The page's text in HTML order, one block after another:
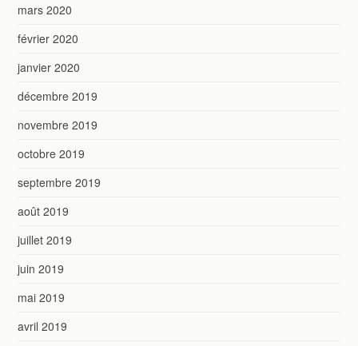
mars 2020
février 2020
janvier 2020
décembre 2019
novembre 2019
octobre 2019
septembre 2019
août 2019
juillet 2019
juin 2019
mai 2019
avril 2019